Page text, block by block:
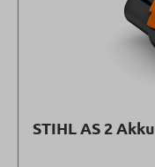
STIHL AS 2 Akku